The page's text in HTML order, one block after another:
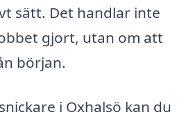
sätt. Det handlar inte
gjort, utan om att
början.
i Oxhalsö kan du